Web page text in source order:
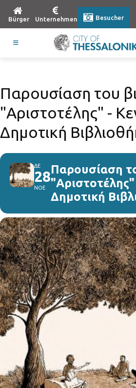
Bürger Unternehmen Besucher
Παρουσίαση του
"Αριστοτέλης" -
Δημοτική
ΔΕ
28
ΝΟΕ
Παρουσίαση
Δημοτική